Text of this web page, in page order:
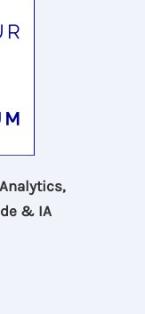
& IA